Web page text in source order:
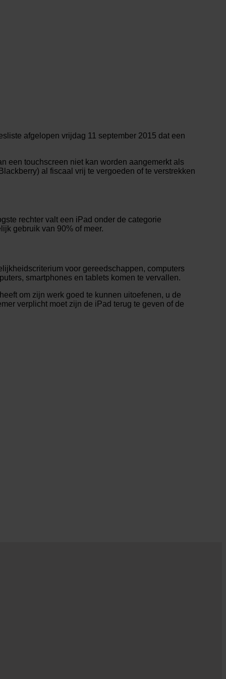
afgelopen vrijdag 11 september 2015 dat een
een touchscreen niet kan worden aangemerkt als
al fiscaal vrij te vergoeden of te verstrekken
rechter valt een iPad onder de categorie
gebruik van 90% of meer.
voor gereedschappen, computers
smartphones en tablets komen te vervallen.
om zijn werk goed te kunnen uitoefenen, u de
verplicht moet zijn de iPad terug te geven of de